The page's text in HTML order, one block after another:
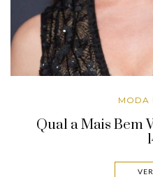
MODA
Qual a Mais Bem